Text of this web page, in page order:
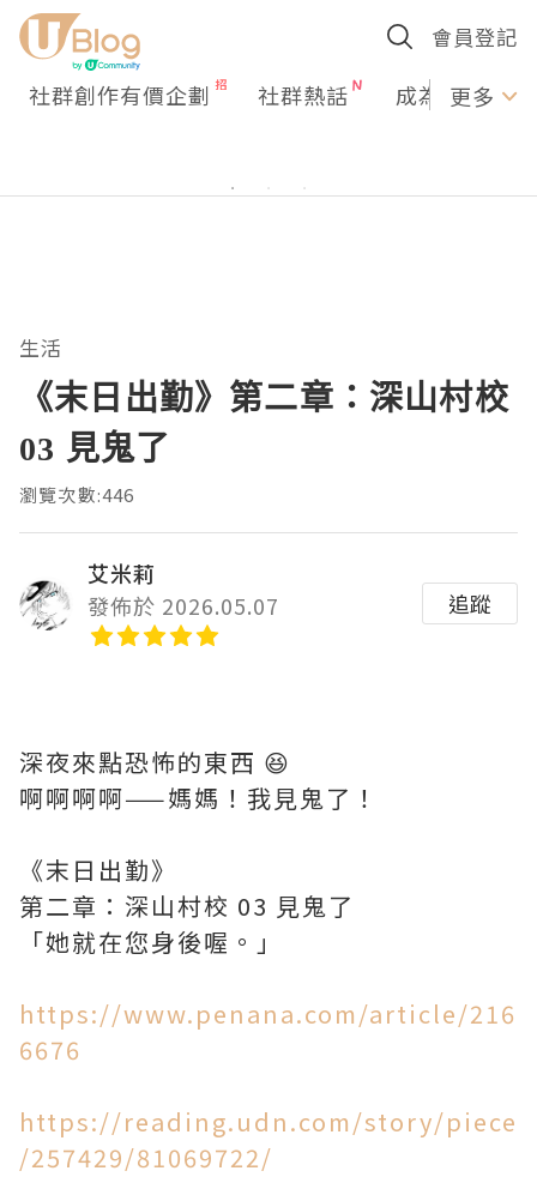
會員登記
社群創作有價企劃 社群熱話 成為U更多
生活
《末日出勤》第二章：深山村校
03 見鬼了
瀏覽次數:446
艾米莉
發佈於 2026.05.07
追蹤
深夜來點恐怖的東西 😆
啊啊啊啊——媽媽！我見鬼了！
《末日出勤》
第二章：深山村校 03 見鬼了
「她就在您身後喔。」
https://www.penana.com/article/216
6676
https://reading.udn.com/story/piece
/257429/81069722/